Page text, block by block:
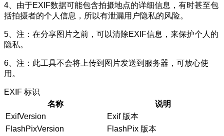
4、由于EXIF数据可能包含拍摄地点的详细信息，有时甚至包
括拍摄者的个人信息，所以有泄漏用户隐私的风险。
5、注：在分享图片之前，可以清除EXIF信息，来保护个人的
隐私。
6、注：此工具不会将上传到图片发送到服务器，可放心使
用。
EXIF 标识
名称
说明
ExifVersion
Exif 版本
FlashPixVersion
FlashPix 版本